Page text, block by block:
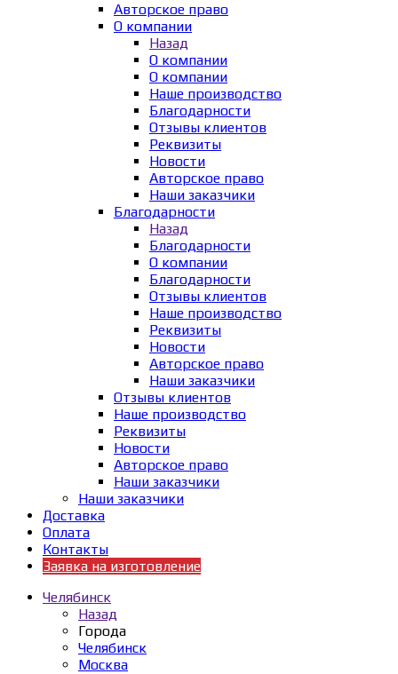
Авторское право
О компании
Назад
О компании
О компании
Наше производство
Благодарности
Отзывы клиентов
Реквизиты
Новости
Авторское право
Наши заказчики
Благодарности
Назад
Благодарности
О компании
Благодарности
Отзывы клиентов
Наше производство
Реквизиты
Новости
Авторское право
Наши заказчики
Отзывы клиентов
Наше производство
Реквизиты
Новости
Авторское право
Наши заказчики
Наши заказчики
Доставка
Оплата
Контакты
Заявка на изготовление
Челябинск
Назад
Города
Челябинск
Москва